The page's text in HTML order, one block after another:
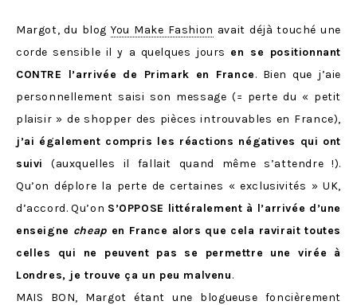
Margot, du blogYou Make Fashion avait déjà touché une
corde sensible il y a quelques jours en se positionnant
CONTRE l’arrivée de Primark en France. Bien que j’aie
personnellement saisi son message (= perte du « petit
plaisir » de shopper des pièces introuvables en France),
j’ai également compris les réactions négatives qui ont
suivi
(auxquelles il fallait quand même s’attendre !).
Qu’on déplore la perte de certaines « exclusivités » UK,
d’accord. Qu’on S’OPPOSE littéralement à l’arrivée d’une
enseigne cheap en France alors que cela ravirait toutes
celles qui ne peuvent pas se permettre une virée à
Londres, je trouve ça un peu malvenu.
MAIS BON, Margot étant une blogueuse foncièrement